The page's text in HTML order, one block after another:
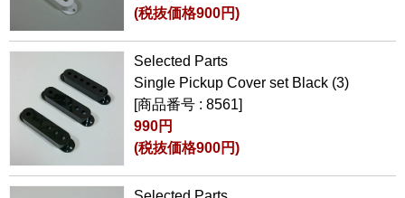
(税抜価格900円)
Selected Parts
Single Pickup Cover set Black (3)
[商品番号 : 8561]
990円
(税抜価格900円)